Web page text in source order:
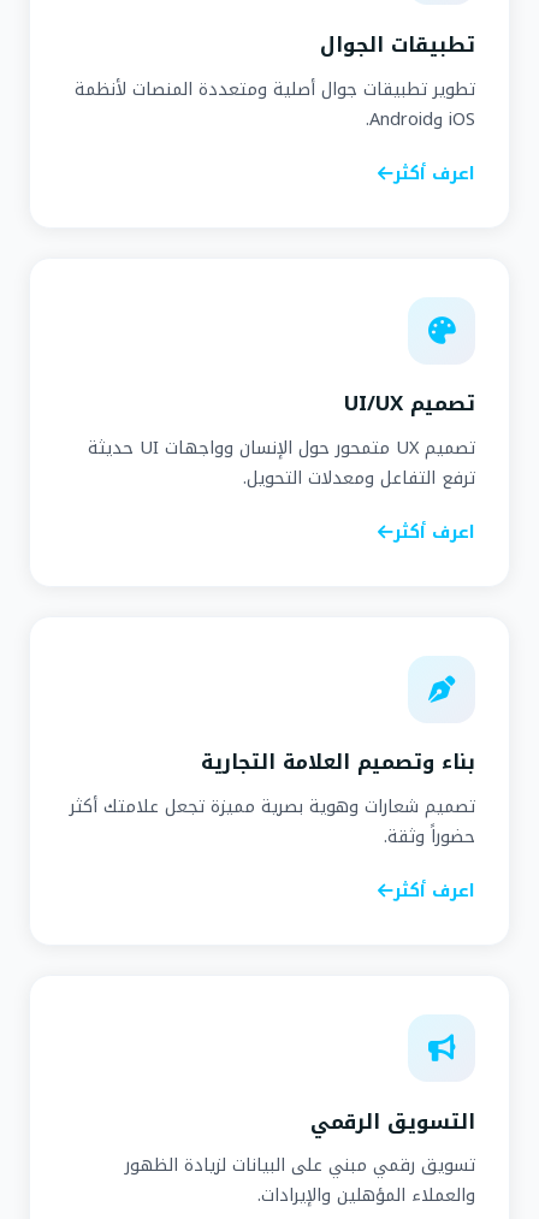
تطبيقات الجوال
تطوير تطبيقات جوال أصلية ومتعددة المنصات لأنظمة
iOS وAndroid.
اعرف أكثر
تصميم UI/UX
تصميم UX متمحور حول الإنسان وواجهات UI حديثة
ترفع التفاعل ومعدلات التحويل.
اعرف أكثر
بناء وتصميم العلامة التجارية
تصميم شعارات وهوية بصرية مميزة تجعل علامتك أكثر
حضوراً وثقة.
اعرف أكثر
التسويق الرقمي
تسويق رقمي مبني على البيانات لزيادة الظهور
والعملاء المؤهلين والإيرادات.